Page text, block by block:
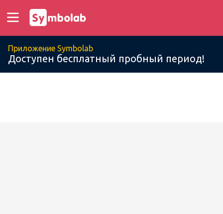
Приложение Symbolab
Доступен бесплатный пробный период!